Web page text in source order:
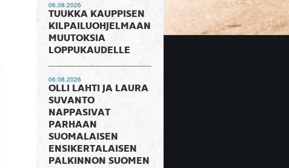
06.08.2026
TUUKKA KAUPPISEN
KILPAILUOHJELMAAN
MUUTOKSIA
LOPPUKAUDELLE
06.08.2026
OLLI LAHTI JA LAURA
SUVANTO
NAPPASIVAT
PARHAAN
SUOMALAISEN
ENSIKERTALAISEN
PALKINNON SUOMEN